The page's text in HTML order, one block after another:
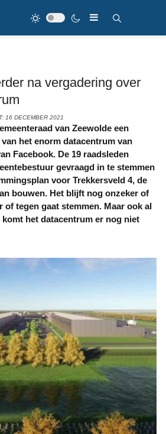
na vergadering over
16 DECEMBER 2021
het enorm datacentrum van
Facebook. De 19 raadsleden
gevraagd in te stemmen
voor Trekkersveld 4, de
bouwen. Het blijft nog onzeker of
of tegen gaat stemmen. Maar ook al
komt het datacentrum er nog niet